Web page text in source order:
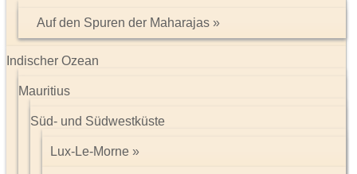
Auf den Spuren der Maharajas
Indischer Ozean
Mauritius
Süd- und Südwestküste
Lux-Le-Morne